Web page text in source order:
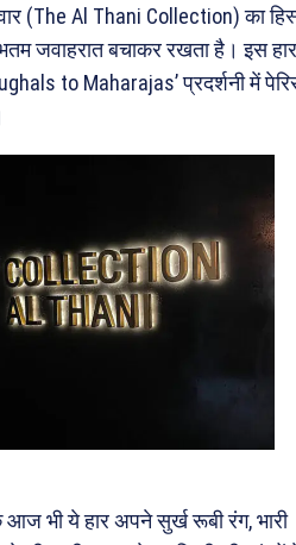
(The Al Thani Collection) का
जवाहरात बचाकर रखता है। इस
to Maharajas’ प्रदर्शनी में
भी ये हार अपने सुर्ख रूबी रंग, भारी